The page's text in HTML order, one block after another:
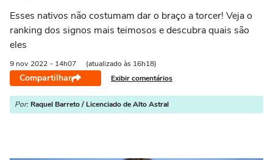
Esses nativos não costumam dar o braço a torcer! Veja o
ranking dos signos mais teimosos e descubra quais são
eles
9 nov 2022 - 14h07 (atualizado às 16h18)
Compartilhar Exibir comentários
Por: Raquel Barreto / Licenciado de Alto Astral